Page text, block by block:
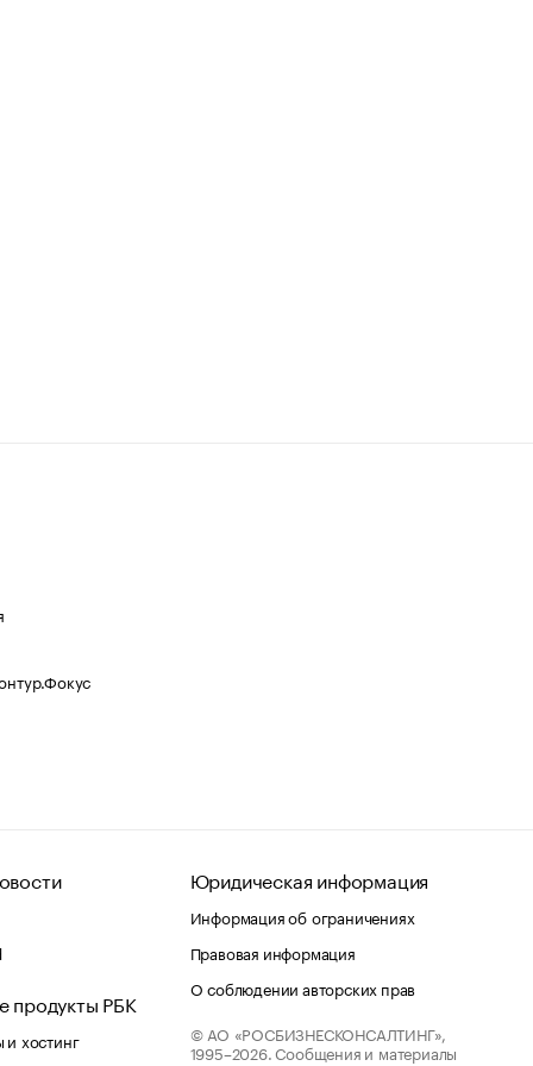
продукты РБК
хостинг
Юридическая информация
Информация об ограничениях
Правовая информация
О соблюдении авторских прав
© АО «РОСБИЗНЕСКОНСАЛТИНГ»,
1995–2026. Сообщения и материалы